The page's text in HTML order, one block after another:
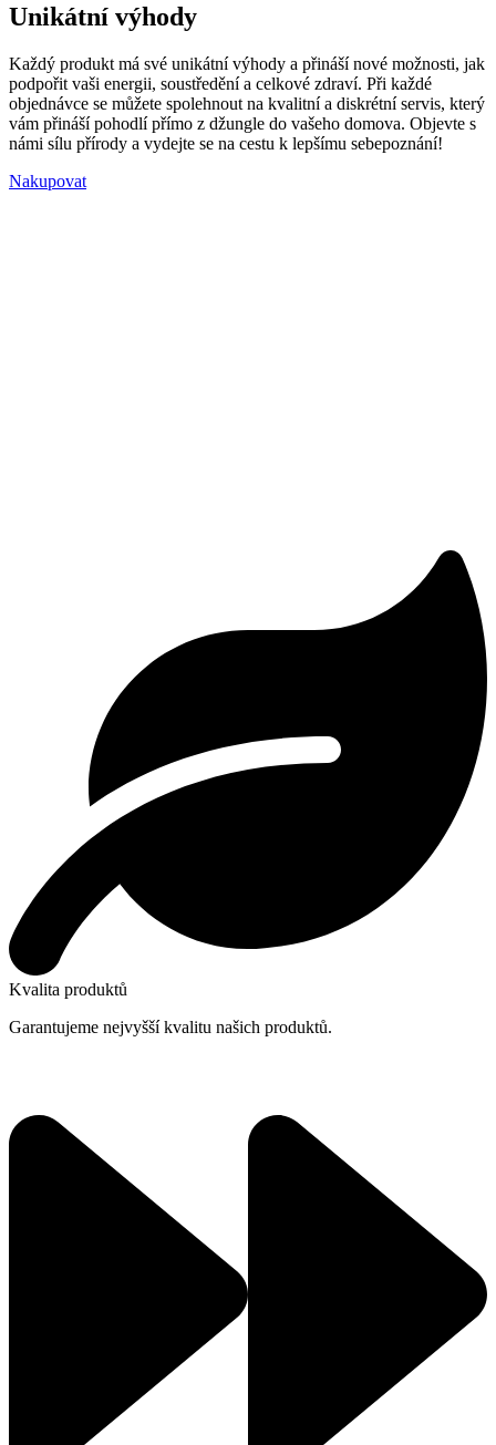
Unikátní výhody
Každý produkt má své unikátní výhody a přináší nové možnosti, jak
podpořit vaši energii, soustředění a celkové zdraví. Při každé
objednávce se můžete spolehnout na kvalitní a diskrétní servis, který
vám přináší pohodlí přímo z džungle do vašeho domova. Objevte s
námi sílu přírody a vydejte se na cestu k lepšímu sebepoznání!
Nakupovat
Kvalita produktů
Garantujeme nejvyšší kvalitu našich produktů.